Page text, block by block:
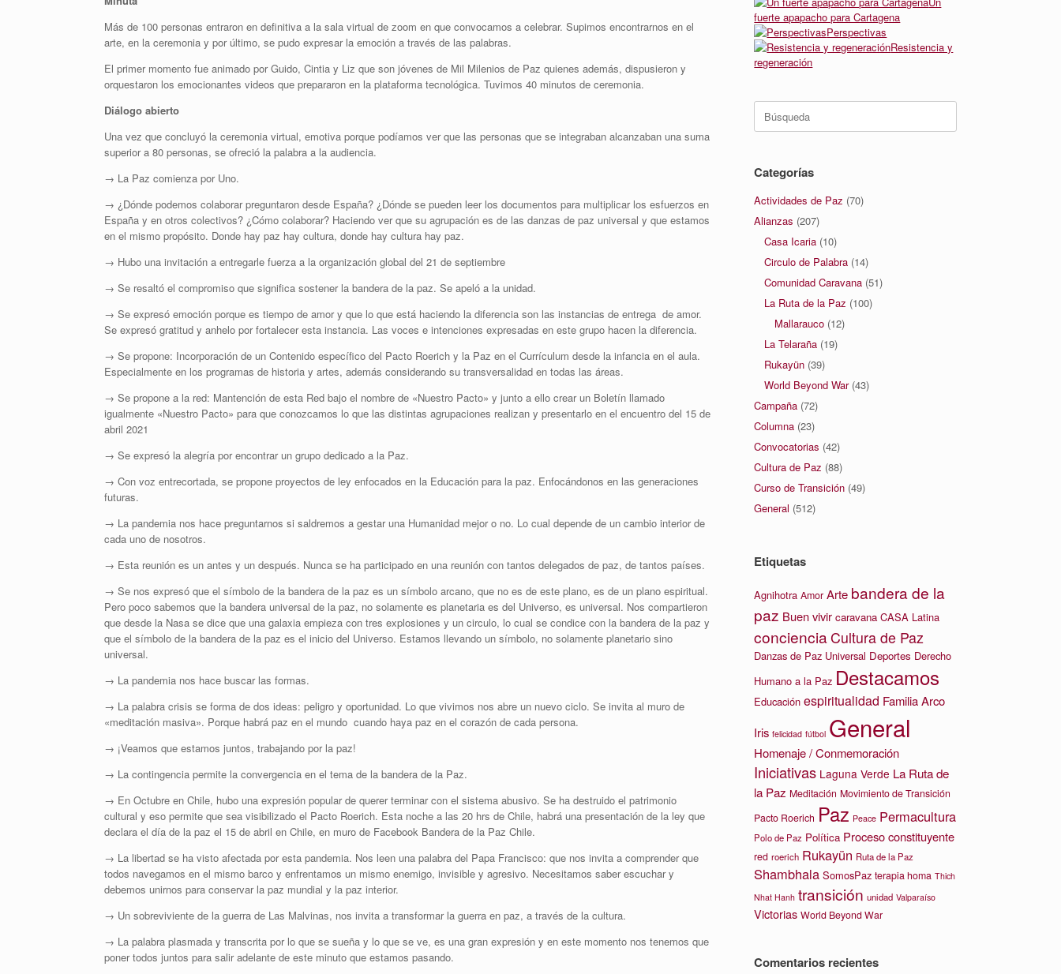
Más de 100 personas entraron en definitiva a la sala virtual de zoom en que convocamos a celebrar. Supimos encontrarnos en el
arte, en la ceremonia y por último, se pudo expresar la emoción a través de las palabras.
El primer momento fue animado por Guido, Cintia y Liz que son jóvenes de Mil Milenios de Paz quienes además, dispusieron y
orquestaron los emocionantes videos que prepararon en la plataforma tecnológica. Tuvimos 40 minutos de ceremonia.
Diálogo abierto
Una vez que concluyó la ceremonia virtual, emotiva porque podíamos ver que las personas que se integraban alcanzaban una suma
superior a 80 personas, se ofreció la palabra a la audiencia.
→ La Paz comienza por Uno.
→ ¿Dónde podemos colaborar preguntaron desde España? ¿Dónde se pueden leer los documentos para multiplicar los esfuerzos en
España y en otros colectivos? ¿Cómo colaborar? Haciendo ver que su agrupación es de las danzas de paz universal y que estamos
en el mismo propósito. Donde hay paz hay cultura, donde hay cultura hay paz.
→ Hubo una invitación a entregarle fuerza a la organización global del 21 de septiembre
→ Se resaltó el compromiso que significa sostener la bandera de la paz. Se apeló a la unidad.
→ Se expresó emoción porque es tiempo de amor y que lo que está haciendo la diferencia son las instancias de entrega de amor.
Se expresó gratitud y anhelo por fortalecer esta instancia. Las voces e intenciones expresadas en este grupo hacen la diferencia.
→ Se propone: Incorporación de un Contenido específico del Pacto Roerich y la Paz en el Currículum desde la infancia en el aula.
Especialmente en los programas de historia y artes, además considerando su transversalidad en todas las áreas.
→ Se propone a la red: Mantención de esta Red bajo el nombre de «Nuestro Pacto» y junto a ello crear un Boletín llamado
igualmente «Nuestro Pacto» para que conozcamos lo que las distintas agrupaciones realizan y presentarlo en el encuentro del 15 de
abril 2021
→ Se expresó la alegría por encontrar un grupo dedicado a la Paz.
→ Con voz entrecortada, se propone proyectos de ley enfocados en la Educación para la paz. Enfocándonos en las generaciones
futuras.
→ La pandemia nos hace preguntarnos si saldremos a gestar una Humanidad mejor o no. Lo cual depende de un cambio interior de
cada uno de nosotros.
→ Esta reunión es un antes y un después. Nunca se ha participado en una reunión con tantos delegados de paz, de tantos países.
→ Se nos expresó que el símbolo de la bandera de la paz es un símbolo arcano, que no es de este plano, es de un plano espiritual.
Pero poco sabemos que la bandera universal de la paz, no solamente es planetaria es del Universo, es universal. Nos compartieron
que desde la Nasa se dice que una galaxia empieza con tres explosiones y un circulo, lo cual se condice con la bandera de la paz y
que el símbolo de la bandera de la paz es el inicio del Universo. Estamos llevando un símbolo, no solamente planetario sino
universal.
→ La pandemia nos hace buscar las formas.
→ La palabra crisis se forma de dos ideas: peligro y oportunidad. Lo que vivimos nos abre un nuevo ciclo. Se invita al muro de
«meditación masiva». Porque habrá paz en el mundo cuando haya paz en el corazón de cada persona.
→ ¡Veamos que estamos juntos, trabajando por la paz!
→ La contingencia permite la convergencia en el tema de la bandera de la Paz.
→ En Octubre en Chile, hubo una expresión popular de querer terminar con el sistema abusivo. Se ha destruido el patrimonio
cultural y eso permite que sea visibilizado el Pacto Roerich. Esta noche a las 20 hrs de Chile, habrá una presentación de la ley que
declara el día de la paz el 15 de abril en Chile, en muro de Facebook Bandera de la Paz Chile.
→ La libertad se ha visto afectada por esta pandemia. Nos leen una palabra del Papa Francisco: que nos invita a comprender que
todos navegamos en el mismo barco y enfrentamos un mismo enemigo, invisible y agresivo. Necesitamos saber escuchar y
debemos unirnos para conservar la paz mundial y la paz interior.
→ Un sobreviviente de la guerra de Las Malvinas, nos invita a transformar la guerra en paz, a través de la cultura.
→ La palabra plasmada y transcrita por lo que se sueña y lo que se ve, es una gran expresión y en este momento nos tenemos que
poner todos juntos para salir adelante de este minuto que estamos pasando.
fuerte apapacho para Cartagena
Perspectivas
Resistencia y
regeneración
Categorías
Actividades de Paz (70)
Alianzas (207)
Casa Icaria (10)
Circulo de Palabra (14)
Comunidad Caravana (51)
La Ruta de la Paz (100)
Mallarauco (12)
La Telaraña (19)
Rukayün (39)
World Beyond War(43)
Campaña (72)
Columna (23)
Convocatorias (42)
Cultura de Paz (88)
Curso de Transición (49)
General (512)
Etiquetas
Agnihotra Amor Arte bandera de la
paz Buen vivir caravana CASA Latina
concienciaCultura de Paz
Danzas de Paz Universal Deportes Derecho
Humano a la Paz Destacamos
Educación espiritualidad Familia Arco
Iris felicidad fútbol General
Homenaje / Conmemoración
Iniciativas Laguna Verde La Ruta de
la Paz Meditación Movimiento de Transición
Pacto Roerich Paz Peace Permacultura
Polo de Paz Política Proceso constituyente
red roerich Rukayün Ruta de la Paz
Shambhala SomosPaz terapia homa Thich
Nhat Hanh transición unidad Valparaíso
Victorias World Beyond War
Comentarios recientes